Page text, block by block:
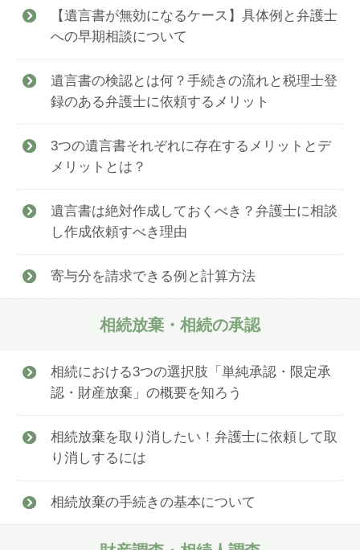
【遺言書が無効になるケース】具体例と弁護士
への早期相談について
遺言書の検認とは何？手続きの流れと税理士登
録のある弁護士に依頼するメリット
3つの遺言書それぞれに存在するメリットとデ
メリットとは？
遺言書は絶対作成しておくべき？弁護士に相談
し作成依頼すべき理由
寄与分を請求できる例と計算方法
相続放棄・相続の承認
相続における3つの選択肢「単純承認・限定承
認・財産放棄」の概要を知ろう
相続放棄を取り消したい！弁護士に依頼して取
り消しするには
相続放棄の手続きの基本について